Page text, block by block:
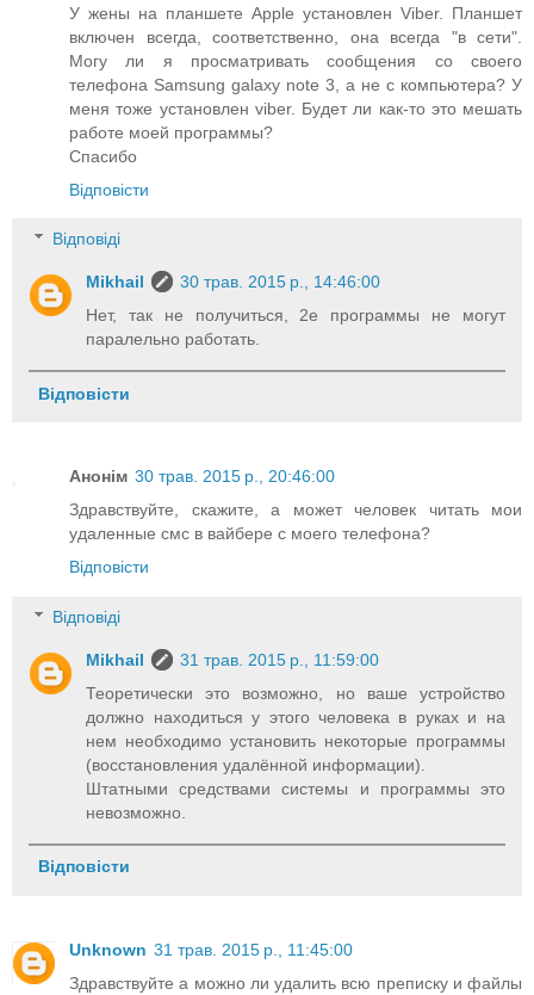
У жены на планшете Apple установлен Viber. Планшет
включен всегда, соответственно, она всегда "в сети".
Могу ли я просматривать сообщения со своего
телефона Samsung galaxy note 3, а не с компьютера? У
меня тоже установлен viber. Будет ли как-то это мешать
работе моей программы?
Спасибо
Відповісти
Відповіді
Mikhail
30 трав. 2015 р., 14:46:00
Нет, так не получиться, 2е программы не могут
паралельно работать.
Відповісти
Анонім 30 трав. 2015 р., 20:46:00
Здравствуйте, скажите, а может человек читать мои
удаленные смс в вайбере с моего телефона?
Відповісти
Відповіді
Mikhail
31 трав. 2015 р., 11:59:00
Теоретически это возможно, но ваше устройство
должно находиться у этого человека в руках и на
нем необходимо установить некоторые программы
(восстановления удалённой информации).
Штатными средствами системы и программы это
невозможно.
Відповісти
Unknown 31 трав. 2015 р., 11:45:00
Здравствуйте а можно ли удалить всю преписку и файлы